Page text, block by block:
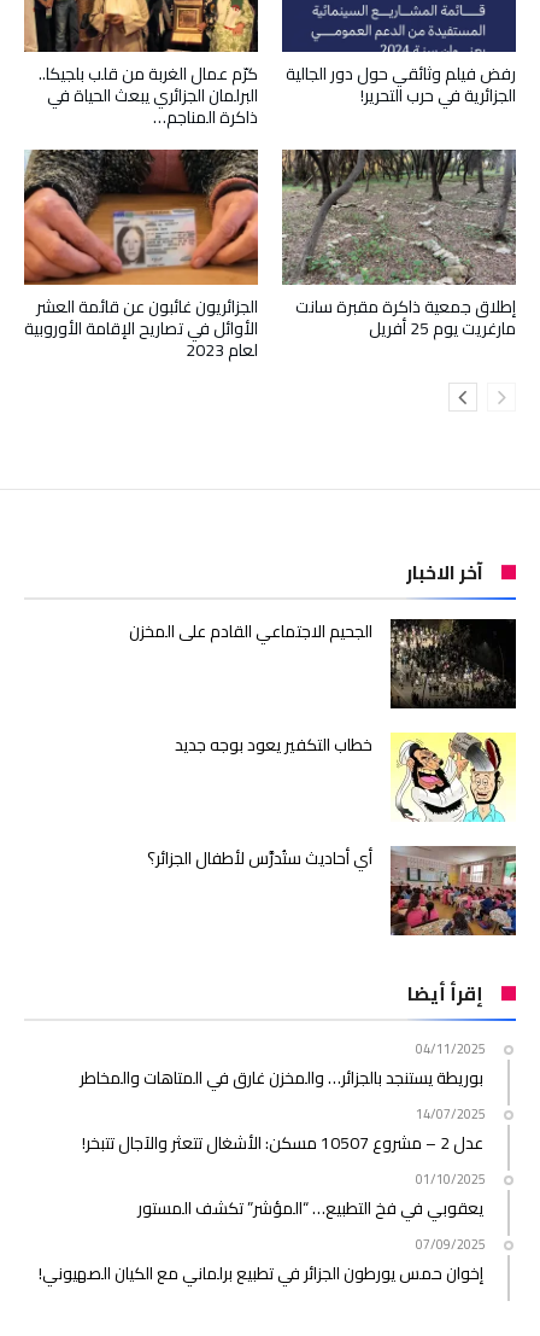
كرّم عمال الغربة من قلب بلجيكا..
البرلمان الجزائري يبعث الحياة في
ذاكرة المناجم…
رفض فيلم وثائقي حول دور الجالية
الجزائرية في حرب التحرير!
الجزائريون غائبون عن قائمة العشر
الأوائل في تصاريح الإقامة الأوروبية
لعام 2023
إطلاق جمعية ذاكرة مقبرة سانت
مارغريت يوم 25 أفريل
آخر الاخبار
الجحيم الاجتماعي القادم على المخزن
خطاب التكفير يعود بوجه جديد
أي أحاديث ستُدرَّس لأطفال الجزائر؟
إقرأ أيضا
04/11/2025
بوريطة يستنجد بالجزائر… والمخزن غارق في المتاهات والمخاطر
14/07/2025
عدل 2 – مشروع 10507 مسكن: الأشغال تتعثر والآجال تتبخر!
01/10/2025
يعقوبي في فخ التطبيع… “المؤشر” تكشف المستور
07/09/2025
إخوان حمس يورطون الجزائر في تطبيع برلماني مع الكيان الصهيوني!